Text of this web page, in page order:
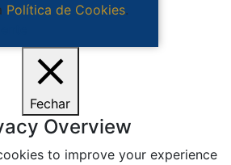
Política de Cookies.
Fechar
Overview
to improve your experience